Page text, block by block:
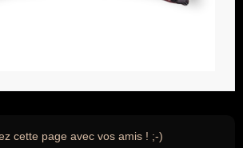
cette page avec vos amis ! ;-)